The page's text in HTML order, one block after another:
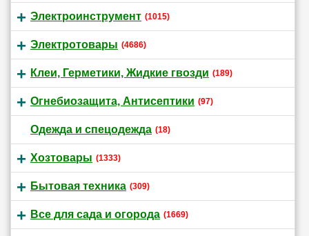
Электроинструмент (1015)
Электротовары (4686)
Клеи, Герметики, Жидкие гвозди (189)
Огнебиозащита, Антисептики (97)
Одежда и спецодежда (18)
Хозтовары (1333)
Бытовая техника (309)
Все для сада и огорода (1669)